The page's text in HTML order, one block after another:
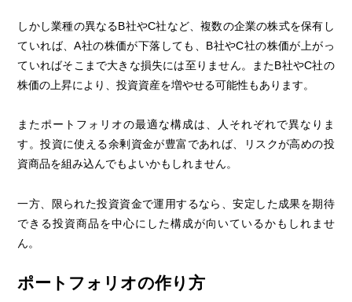
しかし業種の異なるB社やC社など、複数の企業の株式を保有し
ていれば、A社の株価が下落しても、B社やC社の株価が上がっ
ていればそこまで大きな損失には至りません。またB社やC社の
株価の上昇により、投資資産を増やせる可能性もあります。
またポートフォリオの最適な構成は、人それぞれで異なりま
す。投資に使える余剰資金が豊富であれば、リスクが高めの投
資商品を組み込んでもよいかもしれません。
一方、限られた投資資金で運用するなら、安定した成果を期待
できる投資商品を中心にした構成が向いているかもしれませ
ん。
ポートフォリオの作り方